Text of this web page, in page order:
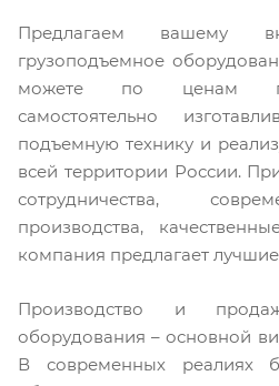
Предлагаем вашему
грузоподъемное
можете по ценам
самостоятельно
подъемную технику и
всей территории России.
сотрудничества,
производства,
компания предлагает
Производство и
оборудования – основной
В современных реалиях